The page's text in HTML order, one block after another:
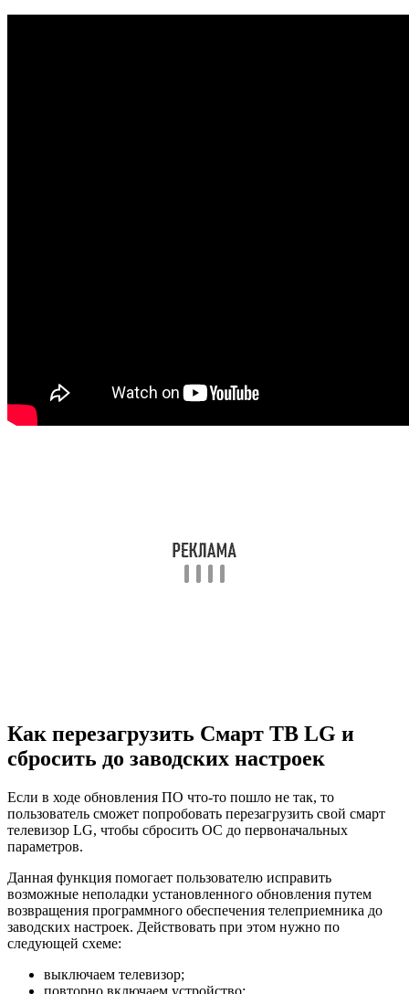
Как перезагрузить Смарт ТВ LG и
сбросить до заводских настроек
Если в ходе обновления ПО что-то пошло не так, то
пользователь сможет попробовать перезагрузить свой смарт
телевизор LG, чтобы сбросить ОС до первоначальных
параметров.
Данная функция помогает пользователю исправить
возможные неполадки установленного обновления путем
возвращения программного обеспечения телеприемника до
заводских настроек. Действовать при этом нужно по
следующей схеме:
выключаем телевизор;
повторно включаем устройство;